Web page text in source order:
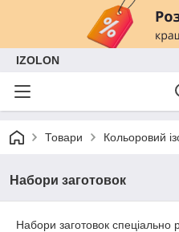
IZOLON
Товари Кольоровий
Набори заготовок
Набори заготовок спеціально